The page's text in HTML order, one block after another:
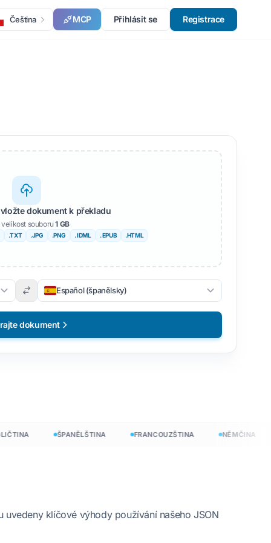
Čeština MCP Přihlásit se Registrace
dokument k překladu
velikost souboru1 GB
.TXT .JPG .PNG . IDML . EPUB .HTML
Español (španělsky)
dokument
ŠPANĚLŠTINA FRANCOUZŠTINA NĚMČINA
klíčové výhody používání našeho JSON